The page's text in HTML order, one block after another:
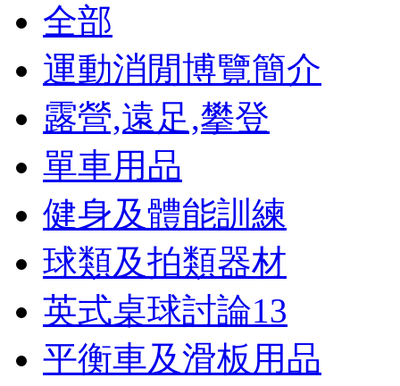
全部
運動消閒博覽簡介
露營,遠足,攀登
單車用品
健身及體能訓練
球類及拍類器材
英式桌球討論13
平衡車及滑板用品